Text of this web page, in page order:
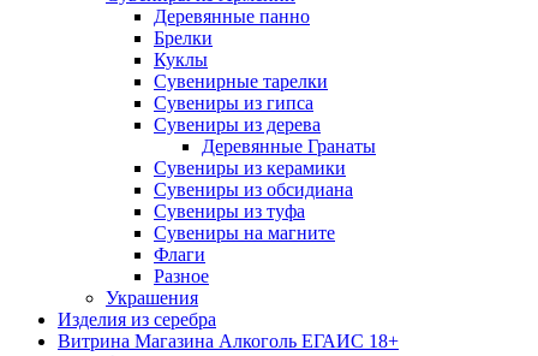
Деревянные панно
Брелки
Куклы
Сувенирные тарелки
Сувениры из гипса
Сувениры из дерева
Деревянные Гранаты
Сувениры из керамики
Сувениры из обсидиана
Сувениры из туфа
Сувениры на магните
Флаги
Разное
Украшения
Изделия из серебра
Витрина Магазина Алкоголь ЕГАИС 18+